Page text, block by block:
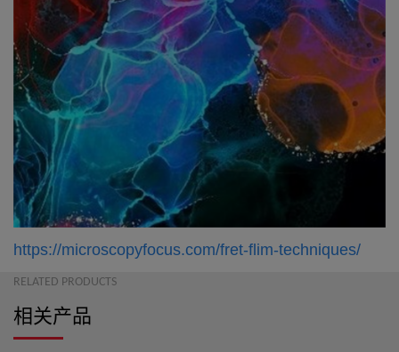
https://microscopyfocus.com/fret-flim-techniques/
RELATED PRODUCTS
相关产品